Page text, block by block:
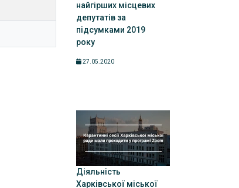
найгірших місцевих
депутатів за
підсумками 2019
року
27.05.2020
Діяльність
Харківської міської